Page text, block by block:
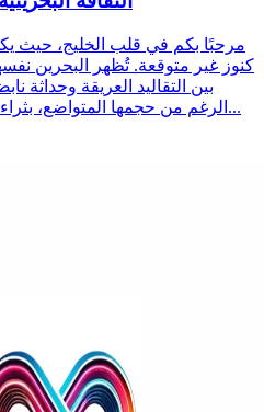
مرحبًا بكم في قلب الخليج، حيث
كنوز غير متوقعة. تُظهر البحرين
بين التقاليد العريقة وحداثة
الرغم من حجمها المتواضع، بثراء تاريخي استثنائي. يعود إرثها إلى...